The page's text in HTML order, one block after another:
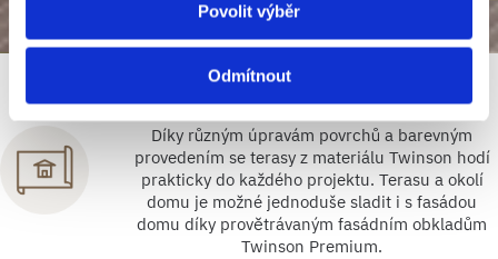
Povolit výběr
Odmítnout
Moderní design
Díky různým úpravám povrchů a barevným
provedením se terasy z materiálu Twinson hodí
prakticky do každého projektu. Terasu a okolí
domu je možné jednoduše sladit i s fasádou
domu díky provětrávaným fasádním obkladům
Twinson Premium.